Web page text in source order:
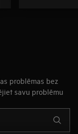
problēmas bez
savu problēmu